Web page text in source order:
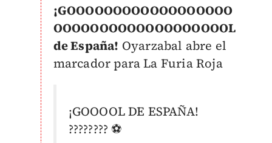
¡GOOOOOOOOOOOOOOOOOO
OOOOOOOOOOOOOOOOOOOL
de España! Oyarzabal abre el
marcador para La Furia Roja
¡GOOOOL DE ESPAÑA!
???????? ⚽️